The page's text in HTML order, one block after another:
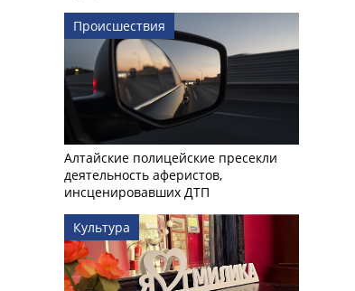
Происшествия
Алтайские полицейские пресекли
деятельность аферистов,
инсценировавших ДТП
Культура